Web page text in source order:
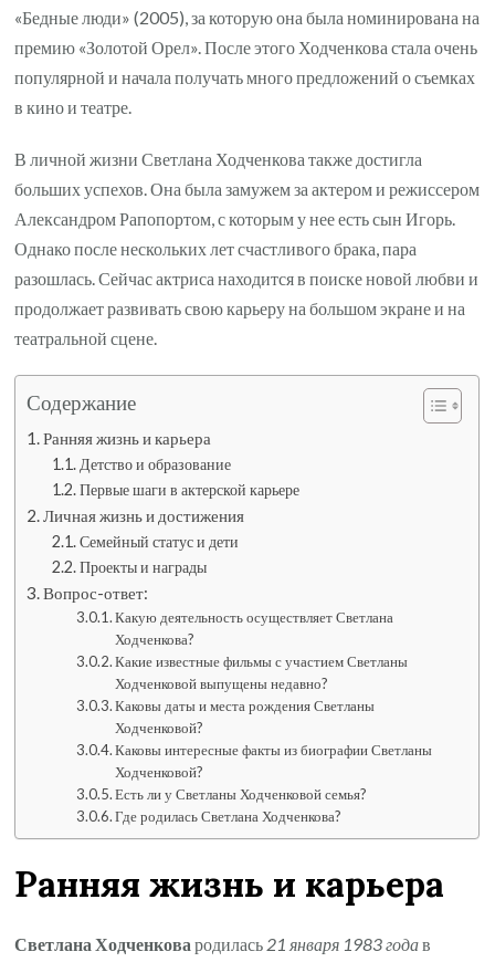
«Бедные люди» (2005), за которую она была номинирована на
премию «Золотой Орел». После этого Ходченкова стала очень
популярной и начала получать много предложений о съемках
в кино и театре.
В личной жизни Светлана Ходченкова также достигла
больших успехов. Она была замужем за актером и режиссером
Александром Рапопортом, с которым у нее есть сын Игорь.
Однако после нескольких лет счастливого брака, пара
разошлась. Сейчас актриса находится в поиске новой любви и
продолжает развивать свою карьеру на большом экране и на
театральной сцене.
Содержание
Ранняя жизнь и карьера
Детство и образование
Первые шаги в актерской карьере
Личная жизнь и достижения
Семейный статус и дети
Проекты и награды
Вопрос-ответ:
Какую деятельность осуществляет Светлана
Ходченкова?
Какие известные фильмы с участием Светланы
Ходченковой выпущены недавно?
Каковы даты и места рождения Светланы
Ходченковой?
Каковы интересные факты из биографии Светланы
Ходченковой?
Есть ли у Светланы Ходченковой семья?
Где родилась Светлана Ходченкова?
Ранняя жизнь и карьера
Светлана Ходченкова родилась 21 января 1983 годав